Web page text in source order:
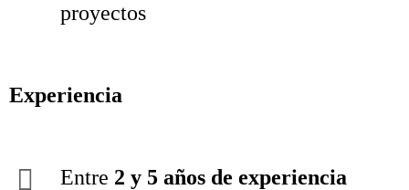
proyectos
Experiencia
Entre 2 y 5 años de experiencia